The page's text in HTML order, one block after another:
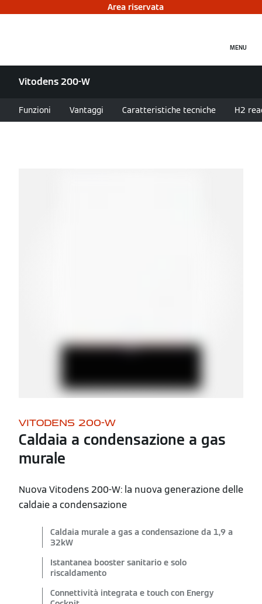
Area riservata
MENU
Vitodens 200-W
Funzioni Vantaggi Caratteristiche tecniche H2
VITODENS 200-W
Caldaia a condensazione a gas
murale
Nuova Vitodens 200-W: la nuova generazione delle
caldaie a condensazione
Caldaia murale a gas a condensazione da 1,9 a
32kW
Istantanea booster sanitario e solo
riscaldamento
Connettività integrata e touch con Energy